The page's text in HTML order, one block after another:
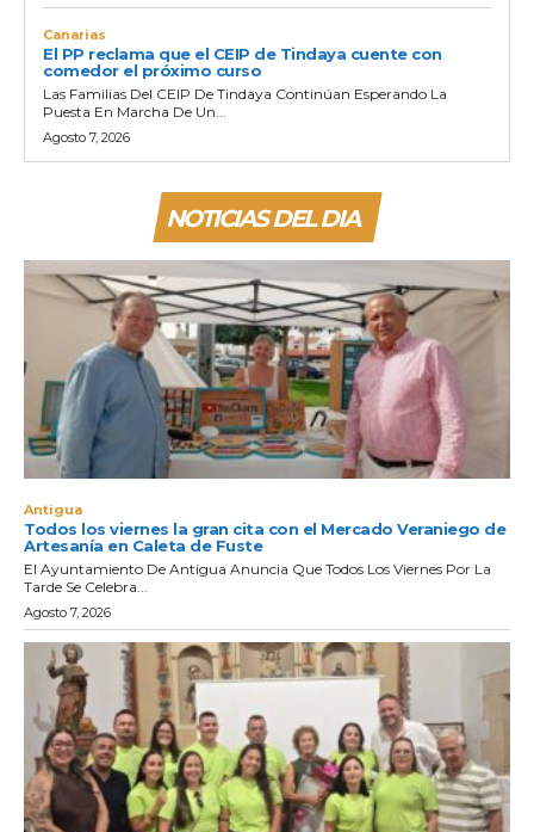
Canarias
El PP reclama que el CEIP de Tindaya cuente con
comedor el próximo curso
Las Familias Del CEIP De Tindaya Continúan Esperando La
Puesta En Marcha De Un...
Agosto 7, 2026
NOTICIAS DEL DIA
Antigua
Todos los viernes la gran cita con el Mercado Veraniego de
Artesanía en Caleta de Fuste
El Ayuntamiento De Antigua Anuncia Que Todos Los Viernes Por La
Tarde Se Celebra...
Agosto 7, 2026